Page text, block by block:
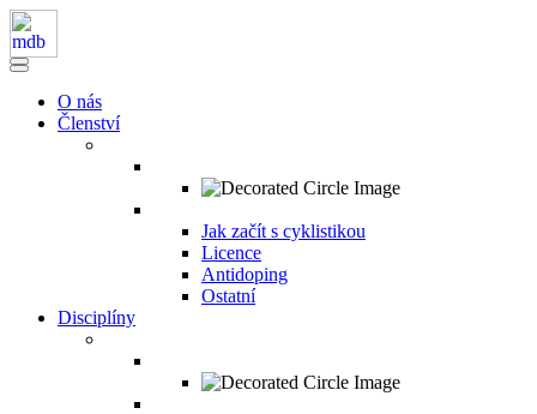
O nás
Členství
Jak začít s cyklistikou
Licence
Antidoping
Ostatní
Disciplíny